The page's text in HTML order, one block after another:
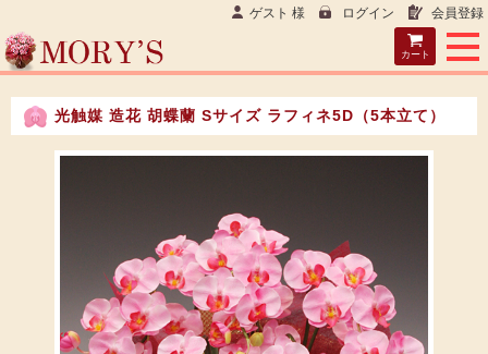
ゲスト 様 ログイン 会員登録
カート
光触媒 造花 胡蝶蘭 Sサイズ ラフィネ5D（5本立て）